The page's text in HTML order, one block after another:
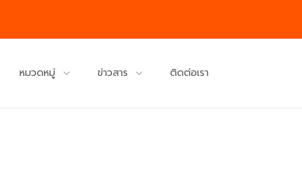
หมวดหมู่ ข่าวสาร ติดต่อเรา